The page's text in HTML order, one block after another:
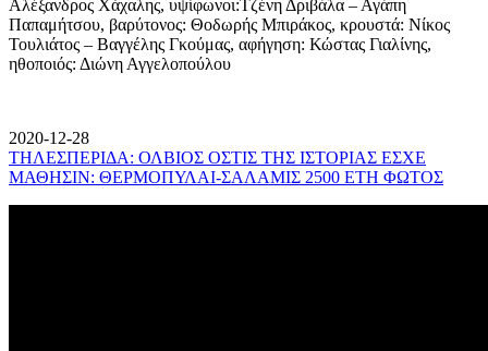
Αλέξανδρος Χάχαλης, υψίφωνοι:Τζένη Δριβάλα – Αγάπη
Παπαμήτσου, βαρύτονος: Θοδωρής Μπιράκος, κρουστά: Νίκος
Τουλιάτος – Βαγγέλης Γκούμας, αφήγηση: Κώστας Γιαλίνης,
ηθοποιός: Διώνη Αγγελοπούλου
2020-12-28
ΤΗΛΕΣΠΕΡΙΔΑ: ΟΛΒΙΟΣ ΟΣΤΙΣ ΤΗΣ ΙΣΤΟΡΙΑΣ ΕΣΧΕ
ΜΑΘΗΣΙΝ: ΘΕΡΜΟΠΥΛΑΙ-ΣΑΛΑΜΙΣ 2500 ΕΤΗ ΦΩΤΟΣ